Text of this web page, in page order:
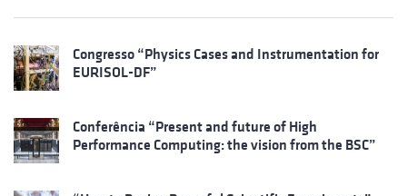
Congresso “Physics Cases and Instrumentation for
EURISOL-DF”
Conferência “Present and future of High
Performance Computing: the vision from the BSC”